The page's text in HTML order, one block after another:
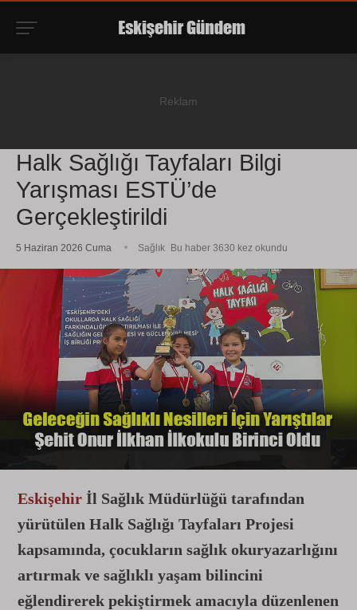
Halk Sağlığı Tayfaları Bilgi
Yarışması ESTÜ’de
Gerçekleştirildi
5 Haziran 2026 Cuma Sağlık Bu haber 3630 kez okundu
Eskişehir İl Sağlık Müdürlüğü tarafından
yürütülen Halk Sağlığı Tayfaları Projesi
kapsamında, çocukların sağlık okuryazarlığını
artırmak ve sağlıklı yaşam bilincini
eğlendirerek pekiştirmek amacıyla düzenlenen